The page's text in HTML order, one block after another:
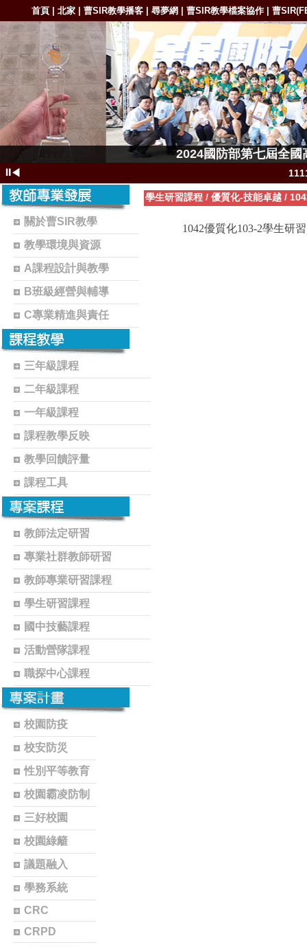
首頁 |北家 |曹SIR教學播客 |尋夢網 |曹SIR教學檔案協作 |曹
2024國防部第七屆全
⏸◀
1111-
1111-1111111
1111-
1102-
關於曹SIR教學
教學環境與資源
A課程設計與教學
B班級經營與輔導
C專業精進與責任
三年級課程
二年級課程
一年級課程
課程教學反映
教學回饋評量
課程工具
教師法定研習
專業社群教師研習
教師專業研習課程
學生研習課程
國中技藝課程
活動營隊課程
職探中心課程
校園防疫
校安防災
性別平等教育
校園霸凌防制
三好校園
校園綠籬
議題融入
學務系統
CRC
CRPD
學生研習課程 / 優質化-技能卓越 /
1042優質化103-2學生研